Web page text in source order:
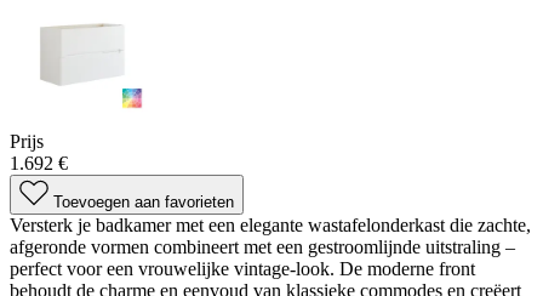
Prijs
1.692 €
Toevoegen aan favorieten
Versterk je badkamer met een elegante wastafelonderkast die zachte,
afgeronde vormen combineert met een gestroomlijnde uitstraling –
perfect voor een vrouwelijke vintage-look. De moderne front
behoudt de charme en eenvoud van klassieke commodes en creëert